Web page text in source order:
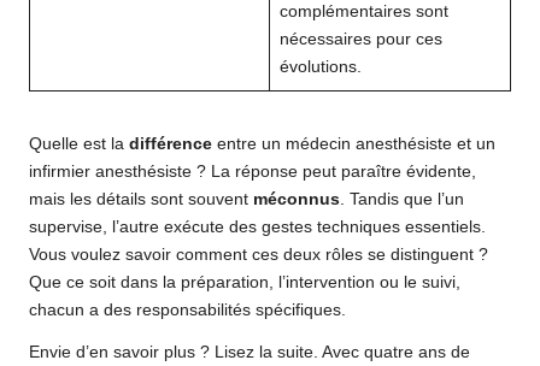
complémentaires sont
nécessaires pour ces
évolutions.
Quelle est la différence entre un médecin anesthésiste et un
infirmier anesthésiste ? La réponse peut paraître évidente,
mais les détails sont souvent méconnus . Tandis que l’un
supervise, l’autre exécute des gestes techniques essentiels.
Vous voulez savoir comment ces deux rôles se distinguent ?
Que ce soit dans la préparation, l’intervention ou le suivi,
chacun a des responsabilités spécifiques.
Envie d’en savoir plus ? Lisez la suite. Avec quatre ans de